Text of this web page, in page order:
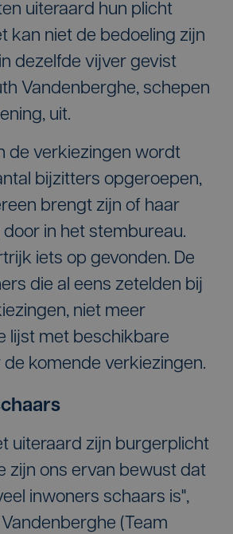
uiteraard hun plicht
kan niet de bedoeling zijn
dezelfde vijver gevist
Vandenberghe, schepen
uit.
de verkiezingen wordt
bijzitters opgeroepen,
brengt zijn of haar
in het stembureau.
iets op gevonden. De
die al eens zetelden bij
niet meer
lijst met beschikbare
komende verkiezingen.
uiteraard zijn burgerplicht
zijn ons ervan bewust dat
inwoners schaars is",
(Team